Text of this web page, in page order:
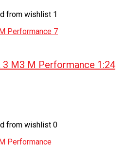
from wishlist 1
M3 M Performance 1:24
from wishlist 0